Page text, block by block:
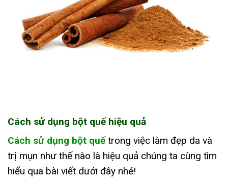
Cách sử dụng bột quế hiệu quả
Cách sử dụng bột quế trong việc làm đẹp da và
trị mụn như thế nào là hiệu quả chúng ta cùng tìm
hiểu qua bài viết dưới đây nhé!